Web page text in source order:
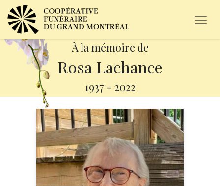
À la mémoire de
Rosa Lachance
1937 - 2022